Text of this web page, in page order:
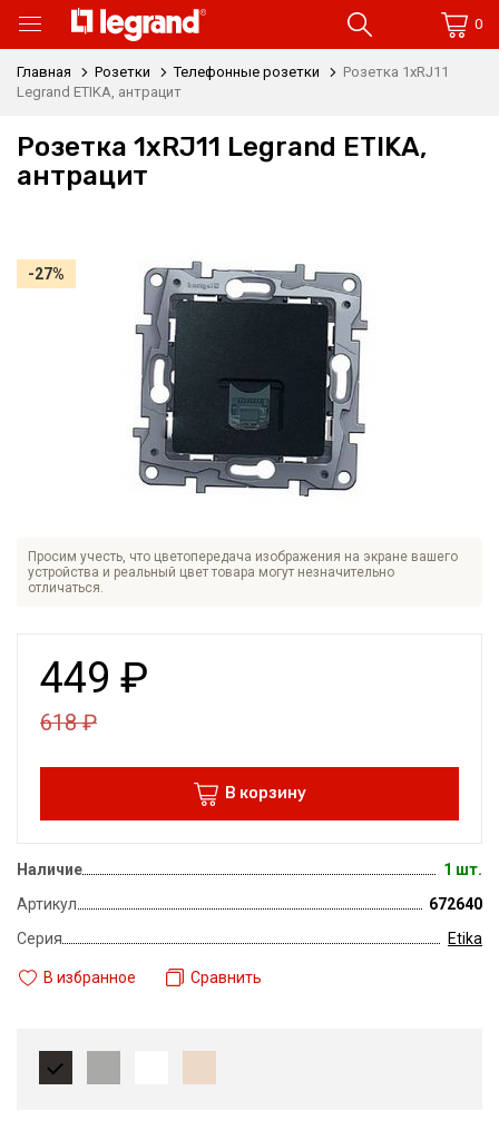
0
Главная Розетки Телефонные розетки
Розетка 1xRJ11
Legrand ETIKA, антрацит
Розетка 1xRJ11 Legrand ETIKA,
антрацит
Просим учесть, что цветопередача изображения на экране вашего
устройства и реальный цвет товара могут незначительно
отличаться.
-27%
449 ₽
618₽
В корзину
Наличие
1 шт.
Артикул
672640
Серия
Etika
В избранное Сравнить